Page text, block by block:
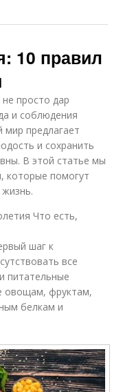
10 правил
просто дар
и соблюдения
предлагает
и сохранить
В этой статье мы
которые помогут
Что есть,
шаг к
все
питательные
овощам, фруктам,
белкам и